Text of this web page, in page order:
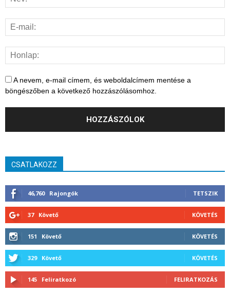
A nevem, e-mail címem, és weboldalcímem mentése a
böngészőben a következő hozzászólásomhoz.
CSATLAKOZZ
46,760 Rajongók TETSZIK
37 Követő KÖVETÉS
151 Követő KÖVETÉS
329 Követő KÖVETÉS
145 Feliratkozó FELIRATKOZÁS